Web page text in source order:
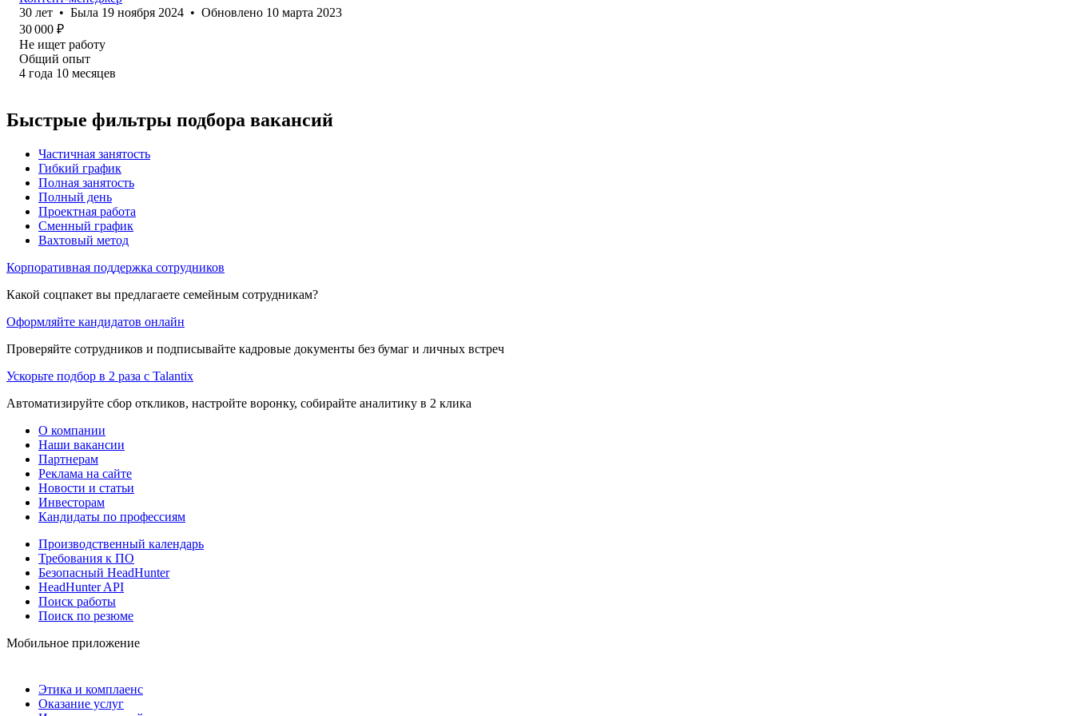
30 лет • Была 19 ноября 2024 • Обновлено 10 марта 2023
30 000 ₽
Не ищет работу
Общий опыт
4 года 10 месяцев
Быстрые фильтры подбора вакансий
Частичная занятость
Гибкий график
Полная занятость
Полный день
Проектная работа
Сменный график
Вахтовый метод
Корпоративная поддержка сотрудников
Какой соцпакет вы предлагаете семейным сотрудникам?
Оформляйте кандидатов онлайн
Проверяйте сотрудников и подписывайте кадровые документы без бумаг и личных встреч
Ускорьте подбор в 2 раза с Talantix
Автоматизируйте сбор откликов, настройте воронку, собирайте аналитику в 2 клика
О компании
Наши вакансии
Партнерам
Реклама на сайте
Новости и статьи
Инвесторам
Кандидаты по профессиям
Производственный календарь
Требования к ПО
Безопасный HeadHunter
HeadHunter API
Поиск работы
Поиск по резюме
Мобильное приложение
Этика и комплаенс
Оказание услуг